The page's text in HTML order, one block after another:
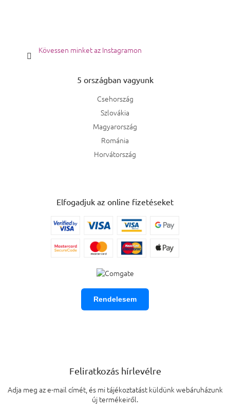
Kövessen minket az Instagramon
5 országban vagyunk
Csehország
Szlovákia
Magyarország
Románia
Horvátország
Elfogadjuk az online fizetéseket
Rendelesem
Feliratkozás hírlevélre
Adja meg az e-mail címét, és mi tájékoztatást küldünk webáruházunk
új termékeiről.